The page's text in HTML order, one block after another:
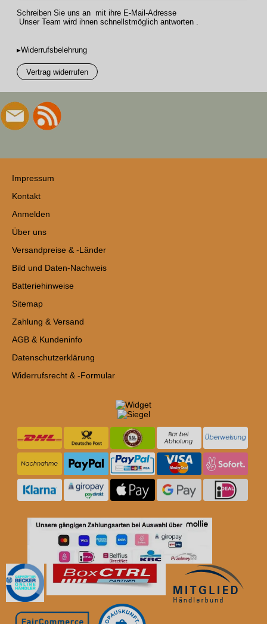
Schreiben Sie uns an mit ihre E-Mail-Adresse
Unser Team wird ihnen schnellstmöglich antworten .
▸Widerrufsbelehrung
Vertrag widerrufen
Impressum
Kontakt
Anmelden
Über uns
Versandpreise & -Länder
Bild und Daten-Nachweis
Batteriehinweise
Sitemap
Zahlung & Versand
AGB & Kundeninfo
Datenschutzerklärung
Widerrufsrecht & -Formular